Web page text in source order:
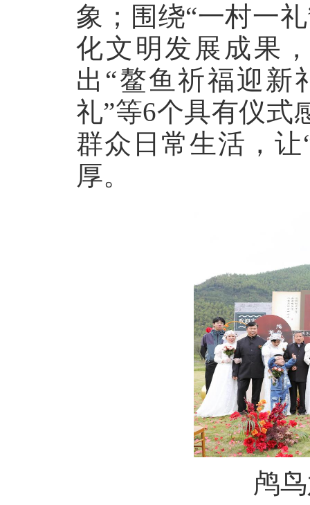
象；围绕“一村一
化文明发展成果
出“鳌鱼祈福迎新
礼”等6个具有仪式
群众日常生活，
厚。
鸬